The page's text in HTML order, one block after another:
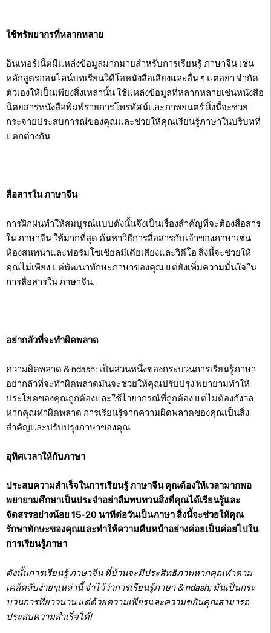
ใช้ทรัพยากรที่หลากหลาย
อินเทอร์เน็ตมีแหล่งข้อมูลมากมายสำหรับการเรียนรู้ ภาษาจีน เช่น
หลักสูตรออนไลน์บทเรียนวิดีโอหนังสือเสียงและอื่น ๆ แต่อย่า จำกัด
ตัวเองให้เป็นเพียงสิ่งเหล่านั้น ใช้แหล่งข้อมูลที่หลากหลายเช่นหนังสือ
นิตยสารหนังสือพิมพ์รายการโทรทัศน์และภาพยนตร์ สิ่งนี้จะช่วย
กระจายประสบการณ์ของคุณและช่วยให้คุณเรียนรู้ภาษาในบริบทที่
แตกต่างกัน
สื่อสารใน ภาษาจีน
การฝึกฝนทำให้สมบูรณ์แบบดังนั้นจึงเป็นเรื่องสำคัญที่จะต้องสื่อสาร
ใน ภาษาจีน ให้มากที่สุด ค้นหาวิธีการสื่อสารกับเจ้าของภาษาเช่น
ห้องสนทนาและฟอรัมโซเชียลมีเดียเสียงและวิดีโอ สิ่งนี้จะช่วยให้
คุณไม่เพียง แต่พัฒนาทักษะภาษาของคุณ แต่ยังเพิ่มความมั่นใจใน
การสื่อสารใน ภาษาจีน.
อย่ากลัวที่จะทำผิดพลาด
ความผิดพลาด & ndash; เป็นส่วนหนึ่งของกระบวนการเรียนรู้ภาษา
อย่ากลัวที่จะทำผิดพลาดมันจะช่วยให้คุณปรับปรุง พยายามทำให้
ประโยคของคุณถูกต้องและใช้ไวยากรณ์ที่ถูกต้อง แต่ไม่ต้องกังวล
หากคุณทำผิดพลาด การเรียนรู้จากความผิดพลาดของคุณเป็นสิ่ง
สำคัญและปรับปรุงภาษาของคุณ
อุทิศเวลาให้กับภาษา
ประสบความสำเร็จในการเรียนรู้ ภาษาจีน คุณต้องให้เวลามากพอ
พยายามศึกษาเป็นประจำอย่าลืมทบทวนสิ่งที่คุณได้เรียนรู้และ
จัดสรรอย่างน้อย 15-20 นาทีต่อวันเป็นภาษา สิ่งนี้จะช่วยให้คุณ
รักษาทักษะของคุณและทำให้ความคืบหน้าอย่างค่อยเป็นค่อยไปใน
การเรียนรู้ภาษา
ดังนั้นการเรียนรู้ ภาษาจีน ที่บ้านจะมีประสิทธิภาพหากคุณทำตาม
เคล็ดลับง่ายๆเหล่านี้ จำไว้ว่าการเรียนรู้ภาษา & ndash; มันเป็นกระ
บวนการที่ยาวนาน แต่ด้วยความเพียรและความขยันคุณสามารถ
ประสบความสำเร็จได้!